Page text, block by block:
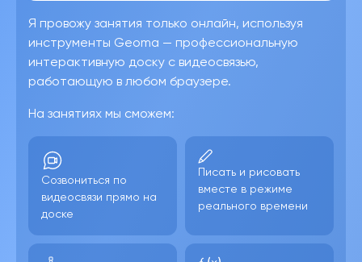
Я провожу занятия только онлайн, используя
инструменты Geoma — профессиональную
интерактивную доску с видеосвязью,
работающую в любом браузере.
На занятиях мы сможем:
Созвониться по
видеосвязи прямо на
доске
Писать и рисовать
вместе в режиме
реального времени